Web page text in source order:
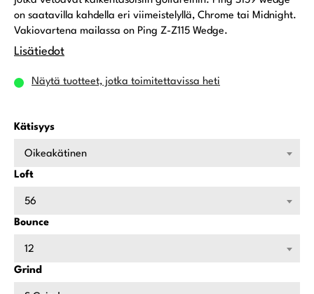
on saatavilla kahdella eri viimeistelyllä, Chrome tai Midnight.
Vakiovartena mailassa on Ping Z-Z115 Wedge.
Lisätiedot
Näytä tuotteet, jotka toimitettavissa heti
Kätisyys
Oikeakätinen
Loft
56
Bounce
12
Grind